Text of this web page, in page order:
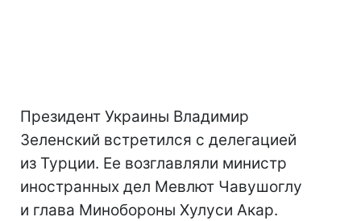
Президент Украины Владимир
Зеленский встретился с делегацией
из Турции. Ее возглавляли министр
иностранных дел Мевлют Чавушоглу
и глава Минобороны Хулуси Акар.